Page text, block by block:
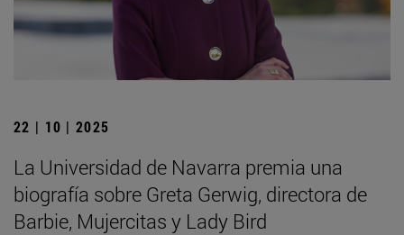
22 | 10 | 2025
La Universidad de Navarra premia una
biografía sobre Greta Gerwig, directora de
Barbie, Mujercitas y Lady Bird